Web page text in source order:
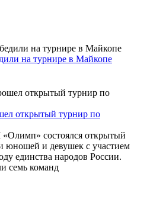
на турнире в Майкопе
открытый турнир по
состоялся открытый
юношей и девушек с участием
единства народов России.
семь команд